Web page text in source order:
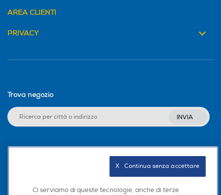
AREA CLIENTI
PRIVACY
Trova negozio
INVIA
Ci serviamo di queste tecnologie, anche di terze
X   Continua senza accettare